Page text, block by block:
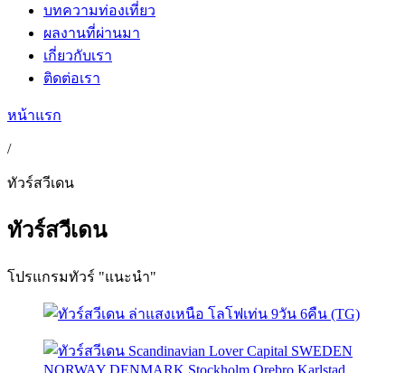
บทความท่องเที่ยว
ผลงานที่ผ่านมา
เกี่ยวกับเรา
ติดต่อเรา
หน้าแรก
/
ทัวร์สวีเดน
ทัวร์สวีเดน
โปรแกรมทัวร์ "แนะนำ"